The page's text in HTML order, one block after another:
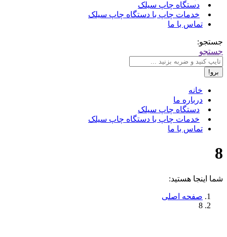
دستگاه چاپ سیلک
خدمات چاپ با دستگاه چاپ سیلک
تماس با ما
جستجو:
جستجو
خانه
درباره ما
دستگاه چاپ سیلک
خدمات چاپ با دستگاه چاپ سیلک
تماس با ما
8
شما اینجا هستید:
صفحه اصلی
8